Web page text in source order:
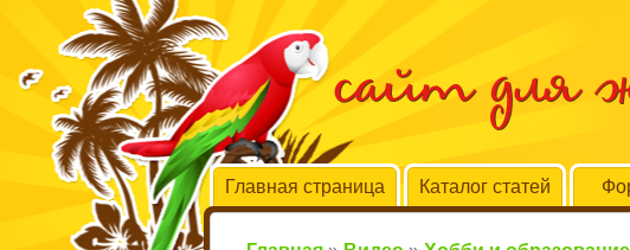
сайт для
Главная страница Каталог статей